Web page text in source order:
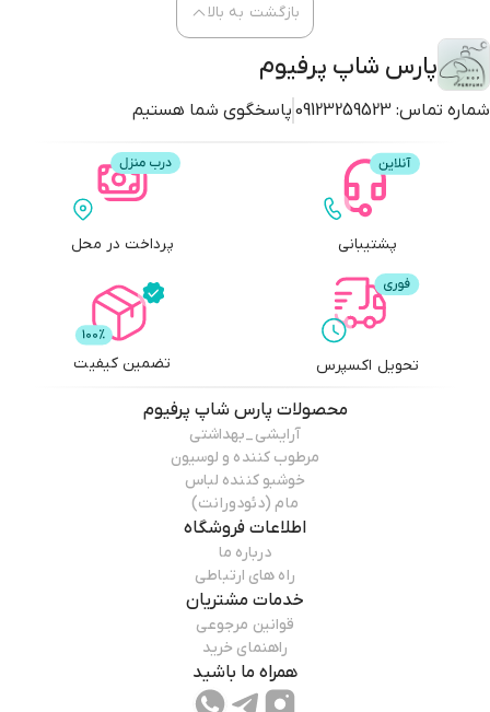
پارس شاپ پرفیوم
شماره تماس: 09123259523 پاسخگوی شما هستیم
بازگشت به بالا
پشتیبانی پرداخت در محل
تحویل اکسپرس تضمین کیفیت
محصولات پارس شاپ پرفیوم
آرایشی_بهداشتی
مرطوب کننده و لوسیون
خوشبو کننده لباس
مام (دئودورانت)
اطلاعات فروشگاه
درباره ما
راه های ارتباطی
خدمات مشتریان
قوانین مرجوعی
راهنمای خرید
همراه ما باشید